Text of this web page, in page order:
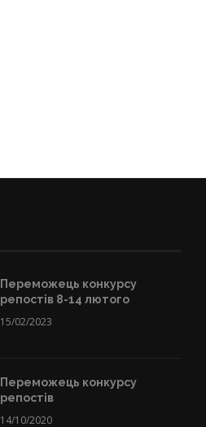
Переможець конкурсу
репостів 8-14 лютого
15/02/2023
Переможець конкурсу
репостів
14/10/2020